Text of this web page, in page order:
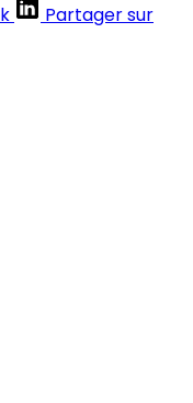
Partager sur